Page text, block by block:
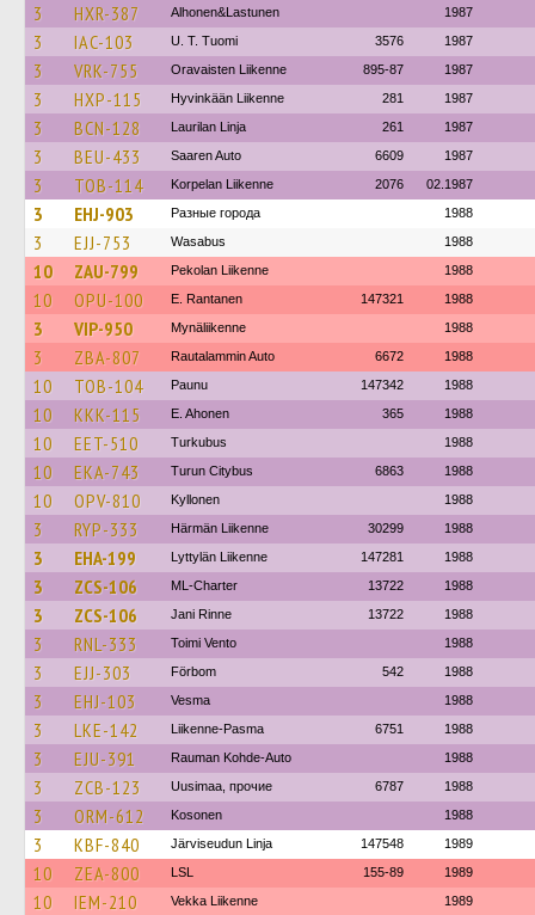
3 HXR-387 Alhonen&Lastunen 1987
3 IAC-103 U. T. Tuomi 3576 1987
3 VRK-755 Oravaisten Liikenne 895-87 1987
3 HXP-115 Hyvinkään Liikenne 281 1987
3 BCN-128 Laurilan Linja 261 1987
3 BEU-433 Saaren Auto 6609 1987
3 TOB-114 Korpelan Liikenne 2076 02.1987
3 EHJ-903 Разные города 1988
3 EJJ-753 Wasabus 1988
10 ZAU-799 Pekolan Liikenne 1988
10 OPU-100 E. Rantanen 147321 1988
3 VIP-950 Mynäliikenne 1988
3 ZBA-807 Rautalammin Auto 6672 1988
10 TOB-104 Paunu 147342 1988
10 KKK-115 E. Ahonen 365 1988
10 EET-510 Turkubus 1988
10 EKA-743 Turun Citybus 6863 1988
10 OPV-810 Kyllonen 1988
3 RYP-333 Härmän Liikenne 30299 1988
3 EHA-199 Lyttylän Liikenne 147281 1988
3 ZCS-106 ML-Charter 13722 1988
3 ZCS-106 Jani Rinne 13722 1988
3 RNL-333 Toimi Vento 1988
3 EJJ-303 Förbom 542 1988
3 EHJ-103 Vesma 1988
3 LKE-142 Liikenne-Pasma 6751 1988
3 EJU-391 Rauman Kohde-Auto 1988
3 ZCB-123 Uusimaa, прочие 6787 1988
3 ORM-612 Kosonen 1988
3 KBF-840 Järviseudun Linja 147548 1989
10 ZEA-800 LSL 155-89 1989
10 IEM-210 Vekka Liikenne 1989